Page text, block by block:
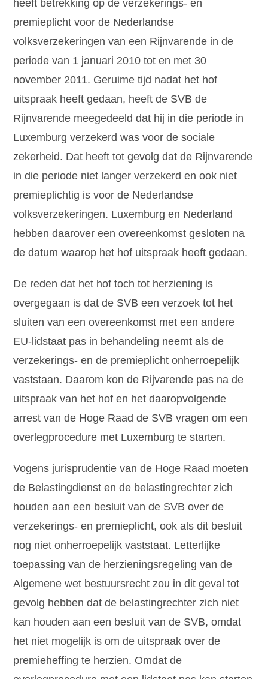
heeft betrekking op de verzekerings- en
premieplicht voor de Nederlandse
volksverzekeringen van een Rijnvarende in de
periode van 1 januari 2010 tot en met 30
november 2011. Geruime tijd nadat het hof
uitspraak heeft gedaan, heeft de SVB de
Rijnvarende meegedeeld dat hij in die periode in
Luxemburg verzekerd was voor de sociale
zekerheid. Dat heeft tot gevolg dat de Rijnvarende
in die periode niet langer verzekerd en ook niet
premieplichtig is voor de Nederlandse
volksverzekeringen. Luxemburg en Nederland
hebben daarover een overeenkomst gesloten na
de datum waarop het hof uitspraak heeft gedaan.
De reden dat het hof toch tot herziening is
overgegaan is dat de SVB een verzoek tot het
sluiten van een overeenkomst met een andere
EU-lidstaat pas in behandeling neemt als de
verzekerings- en de premieplicht onherroepelijk
vaststaan. Daarom kon de Rijvarende pas na de
uitspraak van het hof en het daaropvolgende
arrest van de Hoge Raad de SVB vragen om een
overlegprocedure met Luxemburg te starten.
Vogens jurisprudentie van de Hoge Raad moeten
de Belastingdienst en de belastingrechter zich
houden aan een besluit van de SVB over de
verzekerings- en premieplicht, ook als dit besluit
nog niet onherroepelijk vaststaat. Letterlijke
toepassing van de herzieningsregeling van de
Algemene wet bestuursrecht zou in dit geval tot
gevolg hebben dat de belastingrechter zich niet
kan houden aan een besluit van de SVB, omdat
het niet mogelijk is om de uitspraak over de
premieheffing te herzien. Omdat de